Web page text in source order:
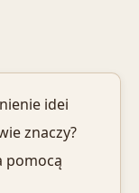
idei
znaczy?
pomocą